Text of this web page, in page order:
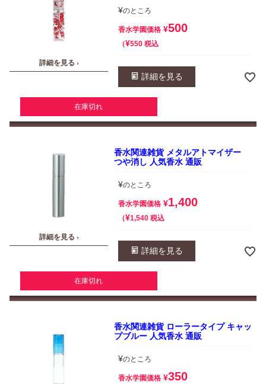
詳細を見る ›
¥のところ
香水学園価格 ¥500
¥550 税込
詳細を見る
在庫切れ
詳細を見る ›
香水関連雑貨 メタルアトマイザー
つや消し 人気香水 通販
¥のところ
香水学園価格 ¥1,400
¥1,540 税込
詳細を見る
在庫切れ
香水関連雑貨 ローラータイプ キャッ
プブルー 人気香水 通販
¥のところ
香水学園価格 ¥350